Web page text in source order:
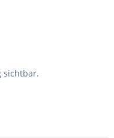
sichtbar.